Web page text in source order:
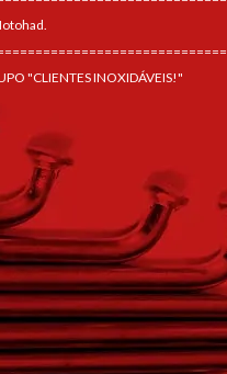
"CLIENTES INOXIDÁVEIS!"